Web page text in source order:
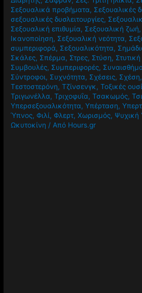
Σεξουαλικά προβήματα, Σεξουαλικές
σεξουαλικές δυσλειτουργίες,
Σεξουαλική επιθυμία, Σεξουαλική ζωή,
Ικανοποίηση, Σεξουαλική νεότητα,
συμπεριφορά, Σεξουαλικότητα,
Σκάλες, Σπέρμα, Στρες, Στύση,
Συμβουλές, Συμπεριφορές,
Σύντροφοι, Συχνότητα, Σχέσεις, Σχέση
Τεστοστερόνη,Τζίνσενγκ,Τοξικές
Τριγωνέλλα,Τριχοφυΐα,Τσακωμός,
Υπερσεξουαλικότητα,Υπέρταση,
Ύπνος,Φιλί,Φλερτ,Χωρισμός, Ψυχική
Ωκυτοκίνη / Από Hours.gr